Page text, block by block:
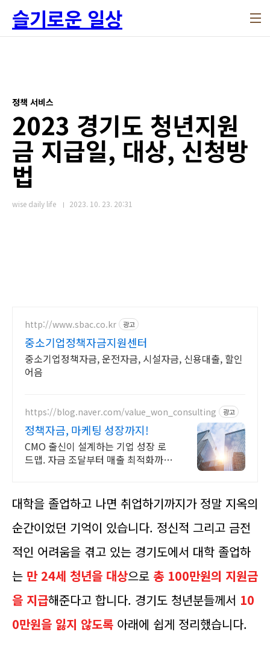
슬기로운 일상
정책 서비스
2023 경기도 청년지원
금 지급일, 대상, 신청방
법
wise daily life 2023. 10. 23. 20:31
http://www.sbac.co.kr 광고
중소기업정책자금지원센터
중소기업정책자금, 운전자금, 시설자금, 신용대출, 할인
어음
https://blog.naver.com/value_won_consulting 광고
정책자금, 마케팅 성장까지!
CMO 출신이 설계하는 기업 성장 로
드맵. 자금 조달부터 매출 최적화까
대학을 졸업하고 나면 취업하기까지가 정말 지옥의
순간이었던 기억이 있습니다. 정신적 그리고 금전
적인 어려움을 겪고 있는 경기도에서 대학 졸업하
는 만 24세 청년을 대상으로 총 100만원의 지원금
을 지급해준다고 합니다. 경기도 청년분들께서 10
0만원을 잃지 않도록 아래에 쉽게 정리했습니다.